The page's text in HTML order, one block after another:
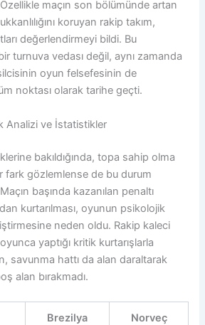
maçın son bölümünde artan
koruyan rakip takım,
değerlendirmeyi bildi. Bu
turnuva vedası değil, aynı zamanda
oyun felsefesinin de
noktası olarak tarihe geçti.
Analizi ve İstatistikler
bakıldığında, topa sahip olma
fark gözlemlense de bu durum
başında kazanılan penaltı
kurtarılması, oyunun psikolojik
neden oldu. Rakip kaleci
yaptığı kritik kurtarışlarla
savunma hattı da alan daraltarak
alan bırakmadı.
Brezilya Norveç